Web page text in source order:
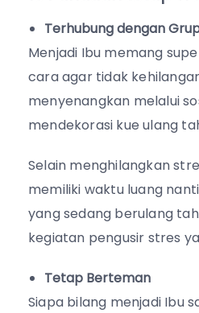
Terhubung dengan
Menjadi Ibu memang
cara agar tidak
menyenangkan melalui
mendekorasi kue ulang
Selain menghilangkan
memiliki waktu luang
yang sedang berulang
kegiatan pengusir stres
Tetap Berteman
Siapa bilang menjadi Ibu